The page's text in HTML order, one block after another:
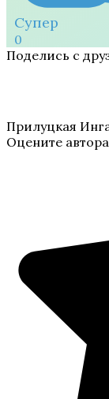
Супер
0
Поделись с
Прилуцкая
Оцените автора